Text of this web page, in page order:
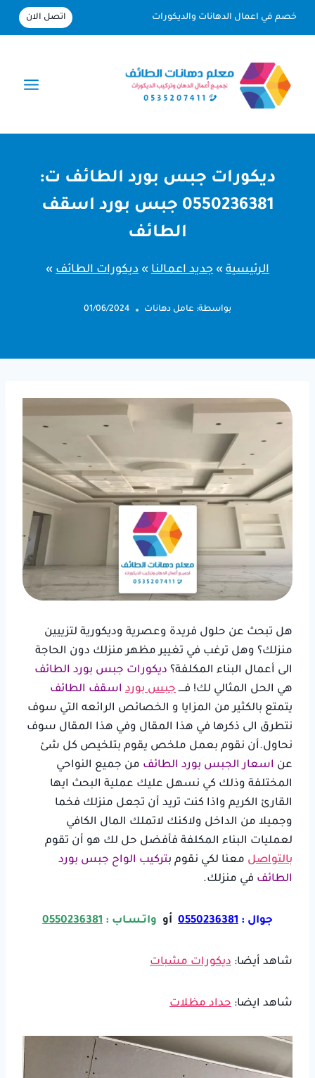
خصم في اعمال الدهانات والديكورات اتصل الان
ديكورات جبس بورد الطائف ت:
0550236381 جبس بورد اسقف
الطائف
الرئيسية » جديد اعمالنا » ديكورات الطائف »
بواسطة: عامل دهانات 01/06/2024
هل تبحث عن حلول فريدة وعصرية وديكورية لتزييين
منزلك؟ وهل ترغب في تغيير مظهر منزلك دون الحاجة
الى أعمال البناء المكلفة؟ ديكورات جبس بورد الطائف
هي الحل المثالي لك! فــــجبس بورد اسقف الطائف
يتمتع بالكثير من المزايا و الخصائص الرائعه التي سوف
نتطرق الى ذكرها في هذا المقال وفي هذا المقال سوف
نحاول.أن نقوم بعمل ملخص يقوم بتلخيص كل شئ
عن اسعار الجبس بورد الطائف من جميع النواحي
المختلفة وذلك كي نسهل عليك عملية البحث ايها
القارئ الكريم واذا كنت تريد أن تجعل منزلك فخما
وجميلا من الداخل ولاكنك لاتملك المال الكافي
لعمليات البناء المكلفة فأفضل حل لك هو أن تقوم
بالتواصل معنا لكي نقوم بتركيب الواح جبس بورد
الطائف في منزلك.
جوال : 0550236381 أو واتـسـاب : 0550236381
شاهد أيضا: ديكورات مشبات
شاهد ايضا: حداد مظلات